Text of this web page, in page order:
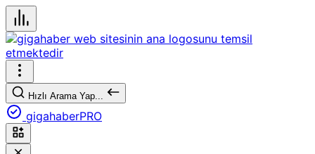
Hızlı Arama Yap...
gigahaberPRO